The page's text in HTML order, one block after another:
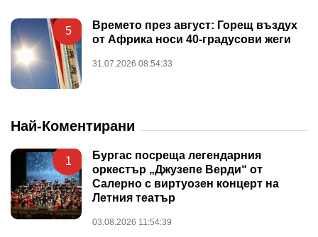
5
Времето през август: Горещ въздух
от Африка носи 40-градусови жеги
31.07.2026 08:54:33
Най-Коментирани
1
Бургас посреща легендарния
оркестър „Джузепе Верди“ от
Салерно с виртуозен концерт на
Летния театър
03.08.2026 11:54:39